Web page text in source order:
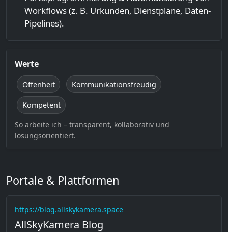
Workflows (z. B. Urkunden, Dienstpläne, Daten-
Pipelines).
Werte
Offenheit Kommunikationsfreudig
Kompetent
So arbeite ich – transparent, kollaborativ und
lösungsorientiert.
Portale & Plattformen
https://blog.allskykamera.space
AllSkyKamera Blog